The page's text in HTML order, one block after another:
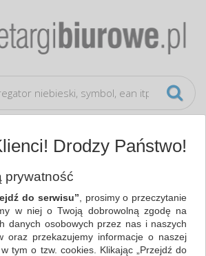
higiena, wysyłka
Drodzy Państwo!
prywatność
do serwisu” , prosimy o przeczytanie
w niej o Twoją dobrowolną zgodę na
danych osobowych przez nas i naszych
oraz przekazujemy informacje o naszej
tym o tzw. cookies. Klikając „Przejdź do